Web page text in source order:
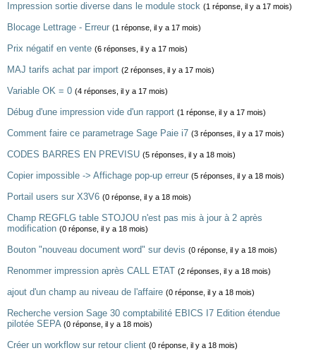
Impression sortie diverse dans le module stock (1 réponse, il y a 17 mois)
Blocage Lettrage - Erreur (1 réponse, il y a 17 mois)
Prix négatif en vente (6 réponses, il y a 17 mois)
MAJ tarifs achat par import (2 réponses, il y a 17 mois)
Variable OK = 0 (4 réponses, il y a 17 mois)
Débug d'une impression vide d'un rapport (1 réponse, il y a 17 mois)
Comment faire ce parametrage Sage Paie i7 (3 réponses, il y a 17 mois)
CODES BARRES EN PREVISU (5 réponses, il y a 18 mois)
Copier impossible -> Affichage pop-up erreur (5 réponses, il y a 18 mois)
Portail users sur X3V6 (0 réponse, il y a 18 mois)
Champ REGFLG table STOJOU n'est pas mis à jour à 2 après
modification (0 réponse, il y a 18 mois)
Bouton "nouveau document word" sur devis (0 réponse, il y a 18 mois)
Renommer impression après CALL ETAT (2 réponses, il y a 18 mois)
ajout d'un champ au niveau de l'affaire (0 réponse, il y a 18 mois)
Recherche version Sage 30 comptabilité EBICS I7 Edition étendue
pilotée SEPA (0 réponse, il y a 18 mois)
Créer un workflow sur retour client (0 réponse, il y a 18 mois)